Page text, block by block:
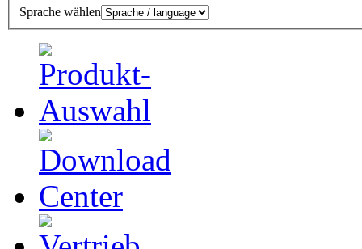
Sprache wählen